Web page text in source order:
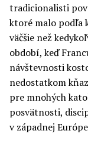
tradicionalisti
ktoré malo podľa
väčšie než
období, keď
návštevnosti
nedostatkom
pre mnohých
posvätnosti,
v západnej